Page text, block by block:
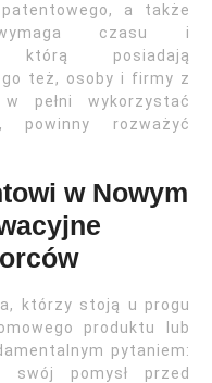
a także
czasu i
którą posiadają
też, osoby i firmy z
pełni wykorzystać
powinny rozważyć
w Nowym
którzy stoją u progu
produktu lub
pytaniem:
swój pomysł przed